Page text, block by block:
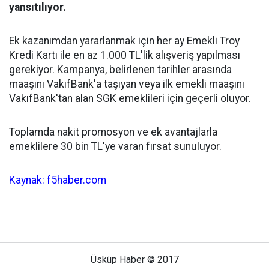
yansıtılıyor.
Ek kazanımdan yararlanmak için her ay Emekli Troy
Kredi Kartı ile en az 1.000 TL'lik alışveriş yapılması
gerekiyor. Kampanya, belirlenen tarihler arasında
maaşını VakıfBank'a taşıyan veya ilk emekli maaşını
VakıfBank'tan alan SGK emeklileri için geçerli oluyor.
Toplamda nakit promosyon ve ek avantajlarla
emeklilere 30 bin TL'ye varan fırsat sunuluyor.
Kaynak: f5haber.com
Üsküp Haber © 2017